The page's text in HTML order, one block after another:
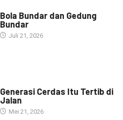
Bola Bundar dan Gedung
Bundar
Juli 21, 2026
Generasi Cerdas Itu Tertib di
Jalan
Mei 21, 2026